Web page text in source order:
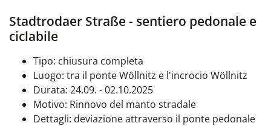
Stadtrodaer Straße - sentiero pedonale e
ciclabile
Tipo: chiusura completa
Luogo: tra il ponte Wöllnitz e l'incrocio Wöllnitz
Durata: 24.09. - 02.10.2025
Motivo: Rinnovo del manto stradale
Dettagli: deviazione attraverso il ponte pedonale